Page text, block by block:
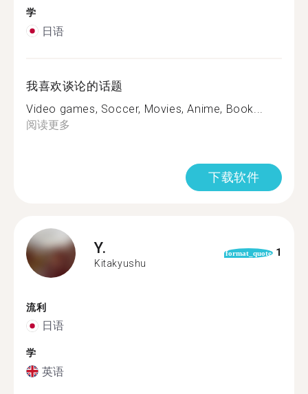
学
日语
我喜欢谈论的话题
Video games, Soccer, Movies, Anime, Book...
阅读更多
下载软件
Y.
Kitakyushu
format_quote 1
流利
日语
学
英语